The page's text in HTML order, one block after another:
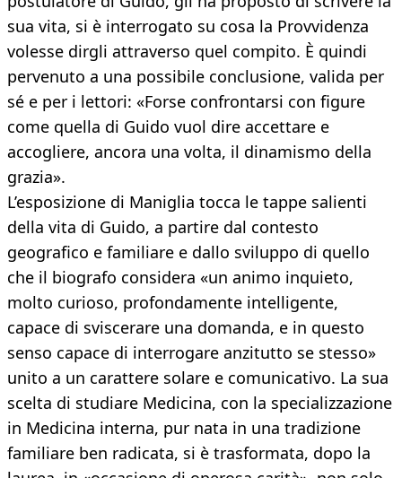
sua vita, si è interrogato su cosa la Provvidenza
volesse dirgli attraverso quel compito. È quindi
pervenuto a una possibile conclusione, valida per
sé e per i lettori: «Forse confrontarsi con figure
come quella di Guido vuol dire accettare e
accogliere, ancora una volta, il dinamismo della
grazia».
L’esposizione di Maniglia tocca le tappe salienti
della vita di Guido, a partire dal contesto
geografico e familiare e dallo sviluppo di quello
che il biografo considera «un animo inquieto,
molto curioso, profondamente intelligente,
capace di sviscerare una domanda, e in questo
senso capace di interrogare anzitutto se stesso»
unito a un carattere solare e comunicativo. La sua
scelta di studiare Medicina, con la specializzazione
in Medicina interna, pur nata in una tradizione
familiare ben radicata, si è trasformata, dopo la